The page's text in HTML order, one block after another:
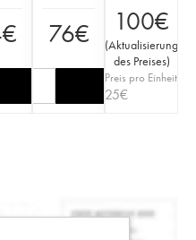
€ 76€ 100€
(Aktualisierung
des Preises)
Preis pro Einheit
25€